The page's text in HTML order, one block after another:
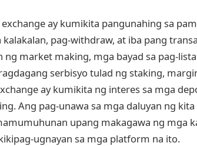
ay kumikita pangunahing sa
pag-withdraw, at iba pang
ng market making, mga bayad sa pag-
serbisyo tulad ng staking,
ay kumikita ng interes sa mga
Ang pag-unawa sa mga daluyan ng
upang makagawa ng mga
ugnayan sa mga platform na ito.